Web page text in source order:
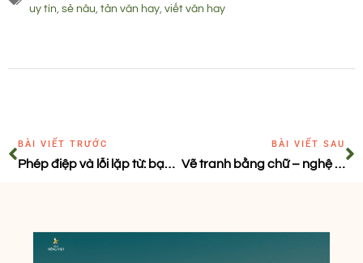
uy tín sẻ nâu tản văn hay viết văn hay
BÀI VIẾT TRƯỚC
Phép điệp và lỗi lặp từ: bạn đã biết cách phân biệt chưa?
BÀI VIẾT SAU
Vẽ tranh bằng chữ – nghệ thuật miêu tả biến ngôn từ thành hình ảnh